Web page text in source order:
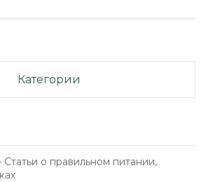
Категории
о правильном питании,